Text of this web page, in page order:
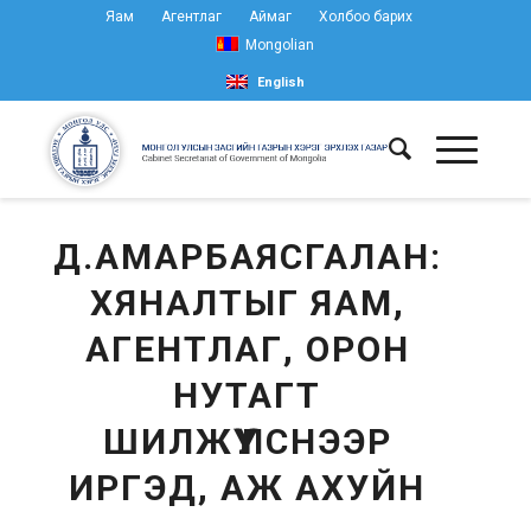
Яам Агентлаг Аймаг
Холбоо барих
Mongolian
English
Д.АМАРБАЯСГАЛАН:
ХЯНАЛТЫГ ЯАМ,
АГЕНТЛАГ, ОРОН
НУТАГТ
ШИЛЖҮҮЛСНЭЭР
ИРГЭД, АЖ АХУЙН